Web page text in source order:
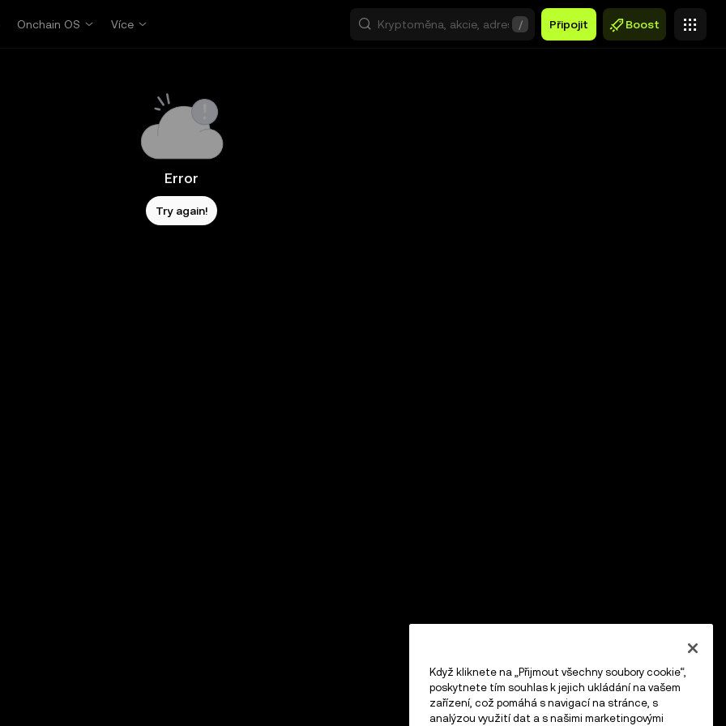
Onchain OS Více / Připojit Boost
Error
Try again!
Když kliknete na „Přijmout všechny soubory cookie“,
poskytnete tím souhlas k jejich ukládání na vašem
zařízení, což pomáhá s navigací na stránce, s
analýzou využití dat a s našimi marketingovými